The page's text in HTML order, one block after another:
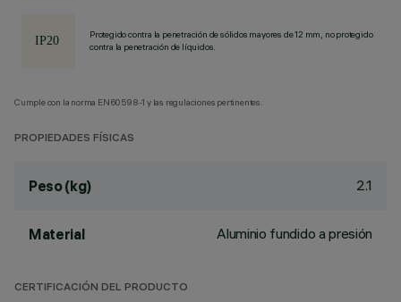
Protegido contra la penetración de sólidos mayores de 12 mm, no protegido
contra la penetración de líquidos.
Cumple con la norma EN60598-1 y las regulaciones pertinentes.
PROPIEDADES FÍSICAS
Peso (kg) 2.1
Material Aluminio fundido a presión
CERTIFICACIÓN DEL PRODUCTO